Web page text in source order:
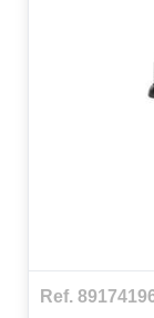
Facile à
Vitesse :
Existe en
Ref.